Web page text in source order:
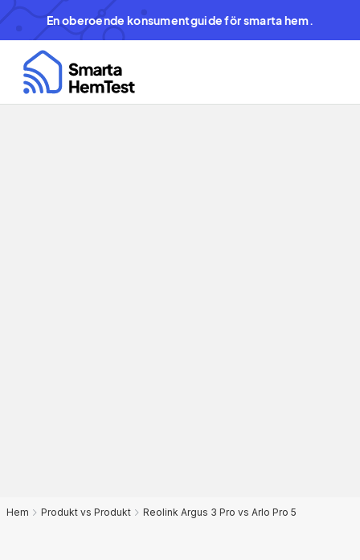
En oberoende konsumentguide för smarta hem.
Hem Produkt vs Produkt Reolink Argus 3 Pro vs Arlo Pro 5